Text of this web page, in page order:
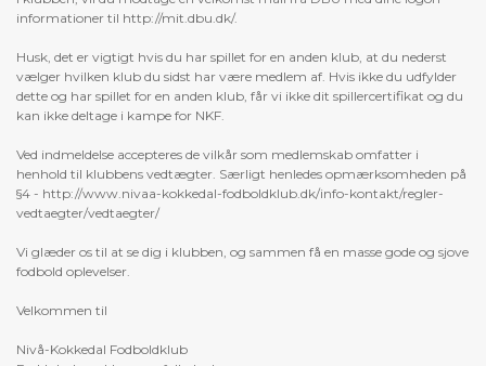
informationer til http://mit.dbu.dk/.
Husk, det er vigtigt hvis du har spillet for en anden klub, at du nederst
vælger hvilken klub du sidst har være medlem af. Hvis ikke du udfylder
dette og har spillet for en anden klub, får vi ikke dit spillercertifikat og du
kan ikke deltage i kampe for NKF.
Ved indmeldelse accepteres de vilkår som medlemskab omfatter i
henhold til klubbens vedtægter. Særligt henledes opmærksomheden på
§4 - http://www.nivaa-kokkedal-fodboldklub.dk/info-kontakt/regler-
vedtaegter/vedtaegter/
Vi glæder os til at se dig i klubben, og sammen få en masse gode og sjove
fodbold oplevelser.
Velkommen til
Nivå-Kokkedal Fodboldklub